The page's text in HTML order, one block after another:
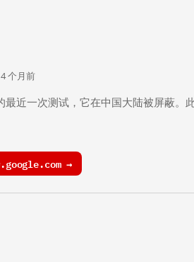
个月前
近一次测试，它在中国大陆被屏蔽。
→